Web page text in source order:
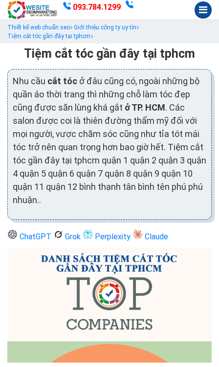
093.784.1299
Thiết kế web chuẩn seo Giới thiệu công ty uy tín
Tiệm cắt tóc gần đây tại tphcm
Tiệm cắt tóc gần đây tại tphcm
Nhu cầu cắt tóc ở đâu cũng có, ngoài những bộ
quần áo thời trang thì những chỗ làm tóc đẹp
cũng được săn lùng khá gắt ở TP. HCM. Các
salon được coi là thiên đường thẩm mỹ đối với
mọi người, vược chăm sóc cũng như tỉa tót mái
tóc trở nên quan trọng hơn bao giờ hết. Tiệm cắt
tóc gần đây tại tphcm quận 1 quận 2 quận 3 quận
4 quận 5 quận 6 quận 7 quận 8 quận 9 quận 10
quận 11 quận 12 bình thạnh tân bình tên phú phú
nhuận..
ChatGPT Grok Perplexity Claude